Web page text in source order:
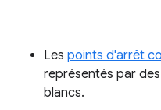
Les points d'arrêt
représentés par
blancs.